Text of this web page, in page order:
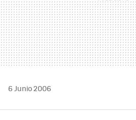
6 Junio 2006